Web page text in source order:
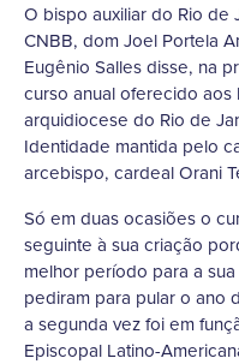
O bispo auxiliar do Rio
CNBB, dom Joel Portela
Eugênio Salles disse, na
curso anual oferecido
arquidiocese do Rio de
Identidade mantida pelo
arcebispo, cardeal Orani
Só em duas ocasiões o
seguinte à sua criação
melhor período para a
pediram para pular o ano
a segunda vez foi em
Episcopal Latino-